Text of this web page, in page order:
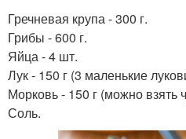
Гречневая крупа - 300 г.
Грибы - 600 г.
Яйца - 4 шт.
Лук - 150 г (3 маленькие
Морковь - 150 г (можно взять
Соль.